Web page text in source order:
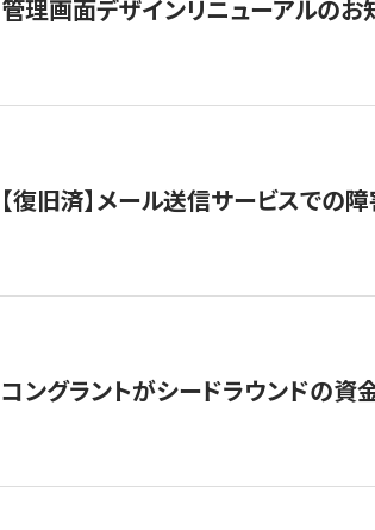
管理画面デザインリニューアルのお
【復旧済】メール送信サービスでの
コングラントがシードラウンドの資